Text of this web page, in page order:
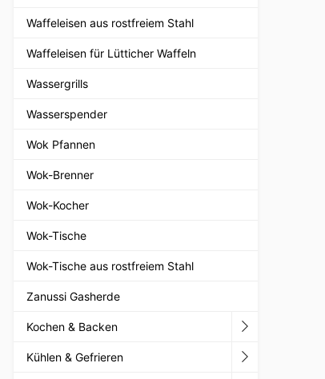
Waffeleisen aus rostfreiem Stahl
Waffeleisen für Lütticher Waffeln
Wassergrills
Wasserspender
Wok Pfannen
Wok-Brenner
Wok-Kocher
Wok-Tische
Wok-Tische aus rostfreiem Stahl
Zanussi Gasherde
Kochen & Backen
Kühlen & Gefrieren